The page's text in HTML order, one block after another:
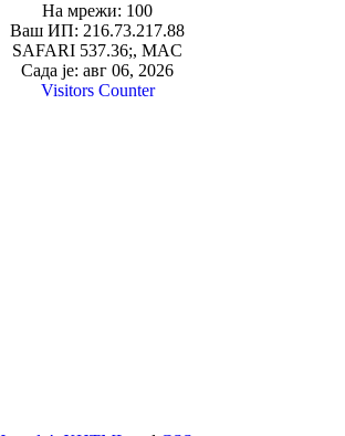
На мрежи: 100
Ваш ИП: 216.73.217.88
SAFARI 537.36;, MAC
Сада је: авг 06, 2026
Visitors Counter